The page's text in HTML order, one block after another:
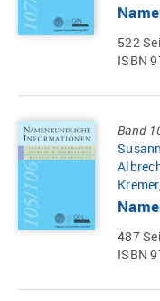
522
ISBN
Band
Kremer,
487
ISBN